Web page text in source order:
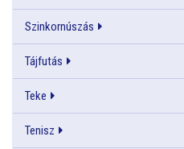
Szinkornúszás
Tájfutás
Teke
Tenisz